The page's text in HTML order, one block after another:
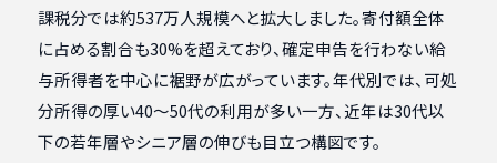
課税分では約537万人規模へと拡大しました。寄付額全体
に占める割合も30%を超えており、確定申告を行わない給
与所得者を中心に裾野が広がっています。年代別では、可処
分所得の厚い40〜50代の利用が多い一方、近年は30代以
下の若年層やシニア層の伸びも目立つ構図です。